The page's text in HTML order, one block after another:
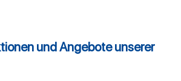
und Angebote unserer